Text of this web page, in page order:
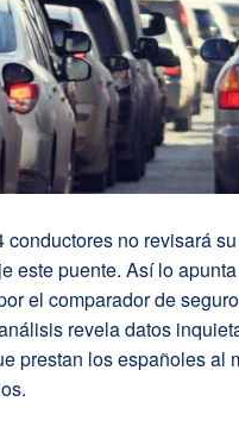
conductores no revisará
este puente. Así lo
el comparador de
revela datos
prestan los españoles al